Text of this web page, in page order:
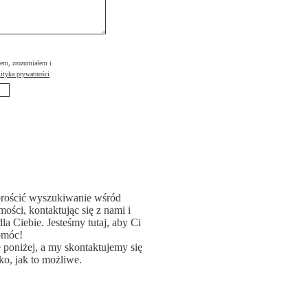
zrozumiałem i
prywatności
wyszukiwanie wśród
kontaktując się z nami i
Ciebie. Jesteśmy tutaj, aby Ci
a my skontaktujemy się
jak to możliwe.